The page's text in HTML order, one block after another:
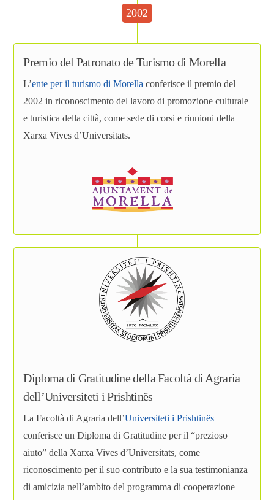
2002
Premio del Patronato de Turismo di Morella
L’ente per il turismo di Morella conferisce il premio del
2002 in riconoscimento del lavoro di promozione culturale
e turistica della città, come sede di corsi e riunioni della
Xarxa Vives d’Universitats.
Diploma di Gratitudine della Facoltà di Agraria
dell’Universiteti i Prishtinës
La Facoltà di Agraria dell’Universiteti i Prishtinës
conferisce un Diploma di Gratitudine per il “prezioso
aiuto” della Xarxa Vives d’Universitats, come
riconoscimento per il suo contributo e la sua testimonianza
di amicizia nell’ambito del programma di cooperazione